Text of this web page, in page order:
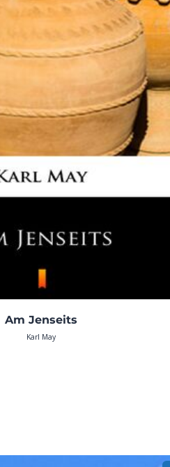
Am Jenseits
Karl May